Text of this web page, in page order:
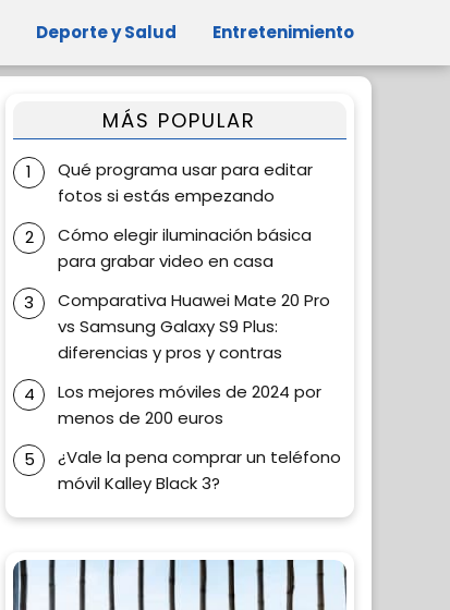
Deporte y Salud Entretenimiento
MÁS POPULAR
Qué programa usar para editar
fotos si estás empezando
Cómo elegir iluminación básica
para grabar video en casa
Comparativa Huawei Mate 20 Pro
vs Samsung Galaxy S9 Plus:
diferencias y pros y contras
Los mejores móviles de 2024 por
menos de 200 euros
¿Vale la pena comprar un teléfono
móvil Kalley Black 3?